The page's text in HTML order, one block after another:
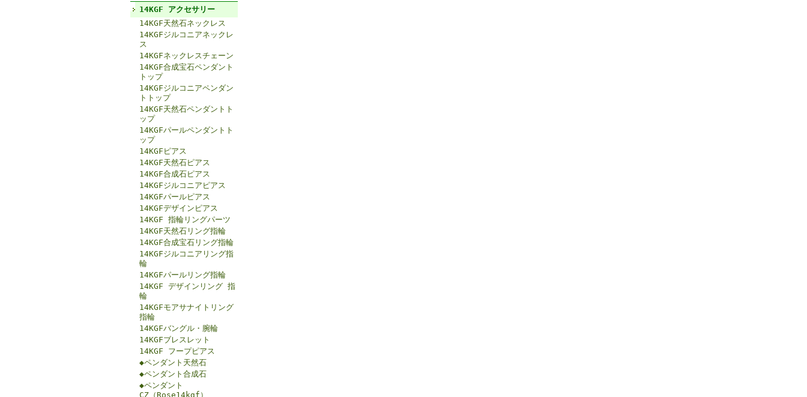
14KGF アクセサリー
14KGF天然石ネックレス
14KGFジルコニアネックレ
ス
14KGFネックレスチェーン
14KGF合成宝石ペンダント
トップ
14KGFジルコニアペンダン
トトップ
14KGF天然石ペンダントト
ップ
14KGFパールペンダントト
ップ
14KGFピアス
14KGF天然石ピアス
14KGF合成石ピアス
14KGFジルコニアピアス
14KGFパールピアス
14KGFデザインピアス
14KGF 指輪リングパーツ
14KGF天然石リング指輪
14KGF合成宝石リング指輪
14KGFジルコニアリング指
輪
14KGFパールリング指輪
14KGF デザインリング 指
輪
14KGFモアサナイトリング
指輪
14KGFバングル・腕輪
14KGFブレスレット
14KGF フープピアス
◆ペンダント天然石
◆ペンダント合成石
◆ペンダント
CZ（Rose14kgf）